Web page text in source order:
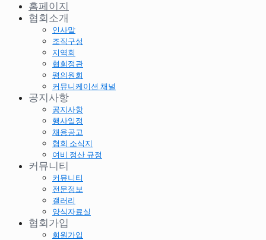
홈페이지
협회소개
인사말
조직구성
지역회
협회정관
평의원회
커뮤니케이션 채널
공지사항
공지사항
행사일정
채용공고
협회 소식지
여비 정산 규정
커뮤니티
커뮤니티
전문정보
갤러리
양식자료실
협회가입
회원가입